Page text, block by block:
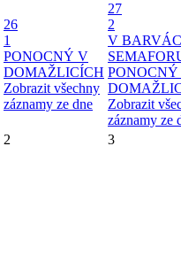
26
1
PONOCNÝ V
DOMAŽLICÍCH
Zobrazit všechny
záznamy ze dne
27
2
V
Zobrazit
záznamy ze
2 3